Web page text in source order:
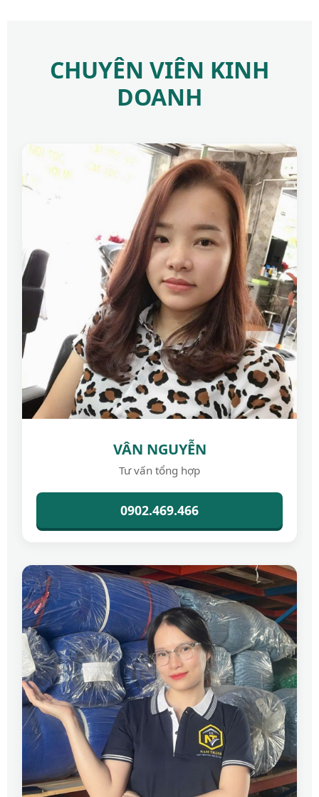
CHUYÊN VIÊN KINH
DOANH
VÂN NGUYỄN
Tư vấn tổng hợp
0902.469.466